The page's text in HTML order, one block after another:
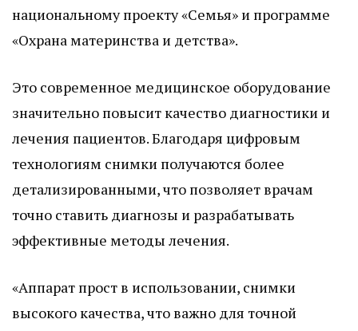
национальному проекту «Семья» и программе
«Охрана материнства и детства».
Это современное медицинское оборудование
значительно повысит качество диагностики и
лечения пациентов. Благодаря цифровым
технологиям снимки получаются более
детализированными, что позволяет врачам
точно ставить диагнозы и разрабатывать
эффективные методы лечения.
«Аппарат прост в использовании, снимки
высокого качества, что важно для точной